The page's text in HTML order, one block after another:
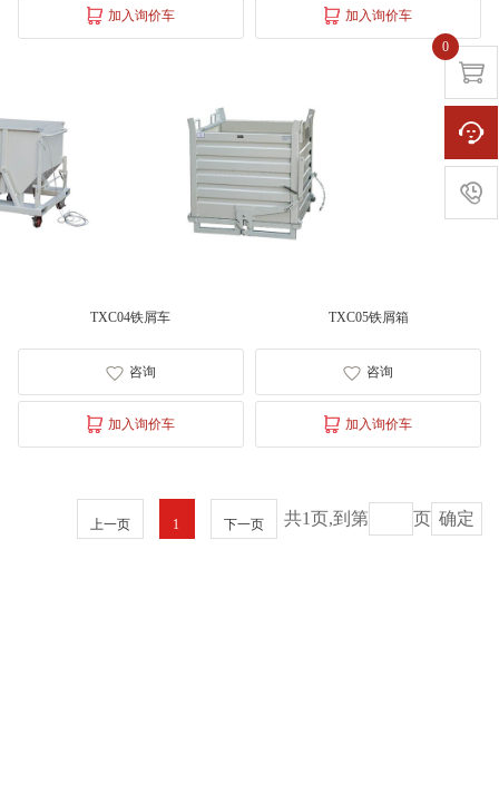
加入询价车 加入询价车
TXC04铁屑车
咨询
加入询价车
TXC05铁屑箱
咨询
加入询价车
上一页 1 下一页 共1页,到第 页 确定
CNC Storage / Transport
ECOLOGY AND SAFE
应用案例
汽车制造与维修
电子制造领域
工程机械制造领域
科研教学
轨道领域
电商物流领域

0

